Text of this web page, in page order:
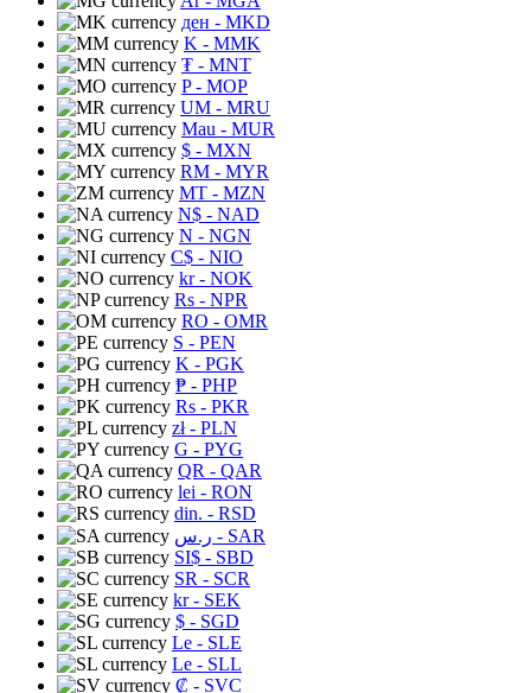
ден - MKD
K - MMK
₮ - MNT
P- MOP
UM - MRU
Mau - MUR
$ - MXN
RM - MYR
MT - MZN
N$ - NAD
N - NGN
C$ - NIO
kr- NOK
Rs - NPR
RO - OMR
S - PEN
K - PGK
₱ - PHP
Rs - PKR
zł- PLN
G - PYG
QR - QAR
lei - RON
din. - RSD
ر.س - SAR
SI$ - SBD
SR - SCR
kr- SEK
$ - SGD
Le - SLE
Le - SLL
₡ - SVC